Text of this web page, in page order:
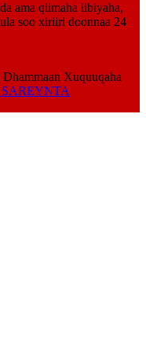
ama qiimaha iibiyaha,
soo xiriiri doonnaa 24
Xuquuqaha